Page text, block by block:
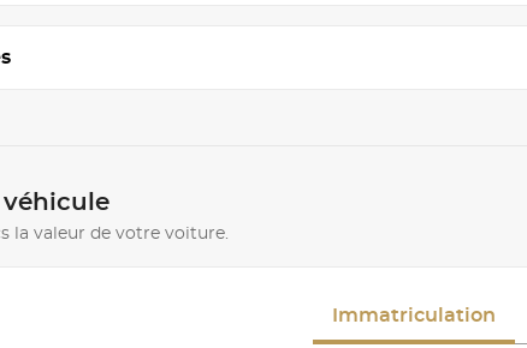
véhicule
la valeur de votre voiture.
Immatriculation